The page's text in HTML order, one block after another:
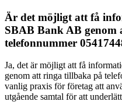
Är det möjligt att få
SBAB Bank AB
telefonnummer
Ja, det är möjligt att få
genom att ringa tillbaka på
vanlig praxis för företag att
utgående samtal för att